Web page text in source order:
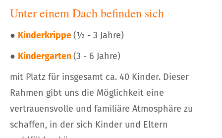
Unter einem Dach befinden sich
● Kinderkrippe(½ - 3 Jahre)
● Kindergarten(3 - 6 Jahre)
mit Platz für insgesamt ca. 40 Kinder. Dieser
Rahmen gibt uns die Möglichkeit eine
vertrauensvolle und familiäre Atmosphäre zu
schaffen, in der sich Kinder und Eltern